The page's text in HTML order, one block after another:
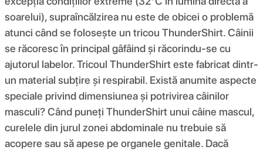
soarelui), supraîncălzirea nu este de obicei o problemă
atunci când se folosește un tricou ThunderShirt. Câinii
se răcoresc în principal gâfâind și răcorindu-se cu
ajutorul labelor. Tricoul ThunderShirt este fabricat dintr-
un material subțire și respirabil. Există anumite aspecte
speciale privind dimensiunea și potrivirea câinilor
masculi? Când puneți ThunderShirt unui câine mascul,
curelele din jurul zonei abdominale nu trebuie să
acopere sau să apese pe organele genitale. Dacă